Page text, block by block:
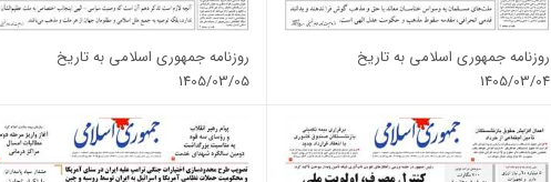
روزنامه جمهوری اسلامی به تاریخ
1405/03/05
روزنامه جمهوری اسلامی به تاریخ
1405/03/04